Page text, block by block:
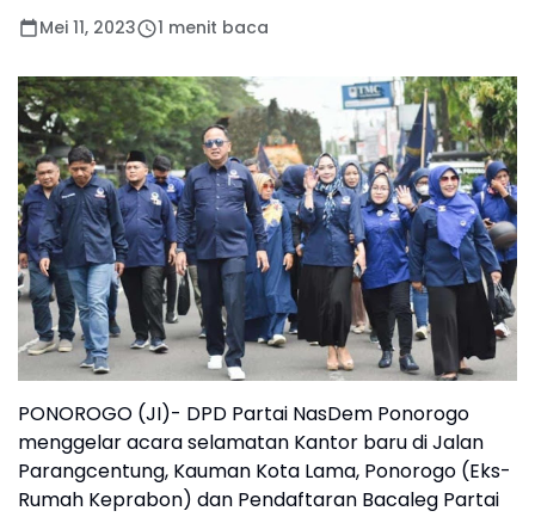
Mei 11, 2023 1 menit baca
PONOROGO (JI)- DPD Partai NasDem Ponorogo
menggelar acara selamatan Kantor baru di Jalan
Parangcentung, Kauman Kota Lama, Ponorogo (Eks-
Rumah Keprabon) dan Pendaftaran Bacaleg Partai